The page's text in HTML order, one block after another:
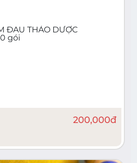
ĐAU THẢO DƯỢC
gói
200,000đ